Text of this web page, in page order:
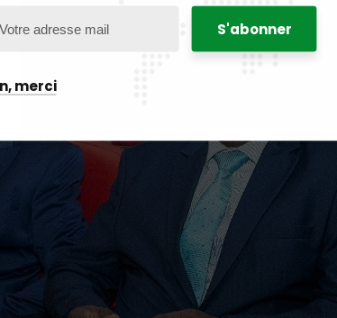
merci